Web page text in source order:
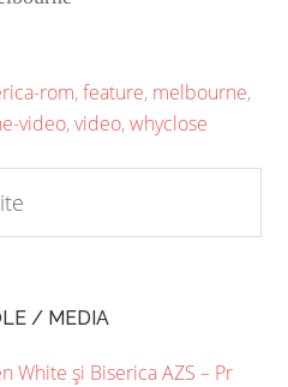
rom,feature, melbourne,
video,video,whyclose
/ MEDIA
White și Biserica AZS – Pr